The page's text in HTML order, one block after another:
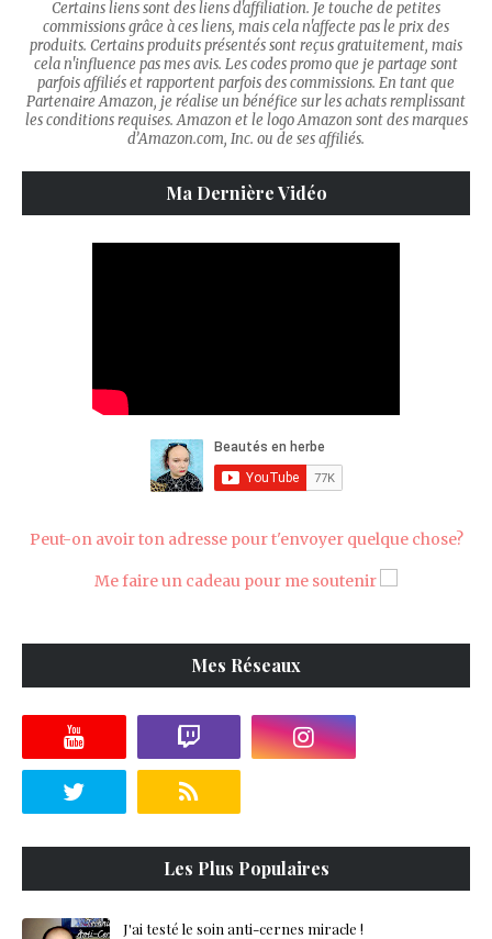
Certains liens sont des liens d'affiliation. Je touche de petites
commissions grâce à ces liens, mais cela n'affecte pas le prix des
produits. Certains produits présentés sont reçus gratuitement, mais
cela n'influence pas mes avis. Les codes promo que je partage sont
parfois affiliés et rapportent parfois des commissions. En tant que
Partenaire Amazon, je réalise un bénéfice sur les achats remplissant
les conditions requises. Amazon et le logo Amazon sont des marques
d’Amazon.com, Inc. ou de ses affiliés.
Ma Dernière Vidéo
Peut-on avoir ton adresse pour t'envoyer quelque chose?
Me faire un cadeau pour me soutenir
Mes Réseaux
Les Plus Populaires
J'ai testé le soin anti-cernes miracle !